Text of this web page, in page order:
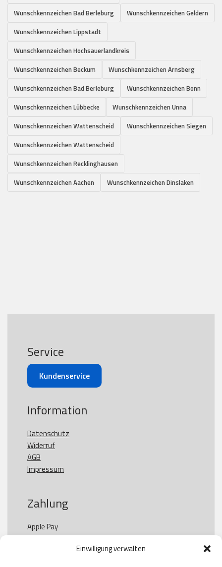
Einwilligung verwalten
Wunschkennzeichen Bad Berleburg
Wunschkennzeichen Geldern
Wunschkennzeichen Lippstadt
Wunschkennzeichen Hochsauerlandkreis
Wunschkennzeichen Beckum
Wunschkennzeichen Arnsberg
Wunschkennzeichen Bad Berleburg
Wunschkennzeichen Bonn
Wunschkennzeichen Lübbecke
Wunschkennzeichen Unna
Wunschkennzeichen Wattenscheid
Wunschkennzeichen Siegen
Wunschkennzeichen Wattenscheid
Wunschkennzeichen Recklinghausen
Wunschkennzeichen Aachen
Wunschkennzeichen Dinslaken
Service
Kundenservice
Information
Datenschutz
Widerruf
AGB
Impressum
Zahlung
Apple Pay
Paypal